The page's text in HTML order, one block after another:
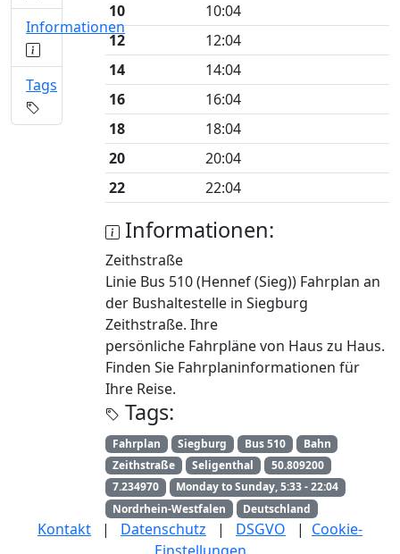
10
10:04
12
12:04
14
14:04
16
16:04
18
18:04
20
20:04
22
22:04
Informationen:
Zeithstraße
Linie Bus 510 (Hennef (Sieg)) Fahrplan an
der Bushaltestelle in Siegburg
Zeithstraße. Ihre
persönliche Fahrpläne von Haus zu Haus.
Finden Sie Fahrplaninformationen für
Ihre Reise.
Tags:
Fahrplan Siegburg Bus 510
Bahn
Zeithstraße
Seligenthal
50.809200
7.234970
Monday to Sunday, 5:33 - 22:04
Nordrhein-Westfalen
Deutschland
Informationen
Tags
Kontakt | Datenschutz | DSGVO | Cookie-